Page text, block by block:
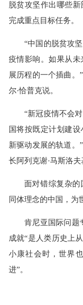
脱贫攻坚作出哪些
完成重点目标任务。
“中国的脱贫攻
疫情影响。如果从
展历程的一个插曲。
尔·恰普克说。
“新冠疫情不会
国将按既定计划建
新驱动发展的轨道。
长阿列克谢·马斯洛夫
面对错综复杂
同体理念的中国，为
肯尼亚国际问题
成就“是人类历史上
小康社会时，世界
进”。